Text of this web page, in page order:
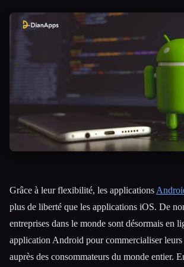
Grâce à leur flexibilité, les applications
plus de liberté que les applications iOS. De
entreprises dans le monde sont désormais en
application Android pour commercialiser leurs
auprès des consommateurs du monde entier.